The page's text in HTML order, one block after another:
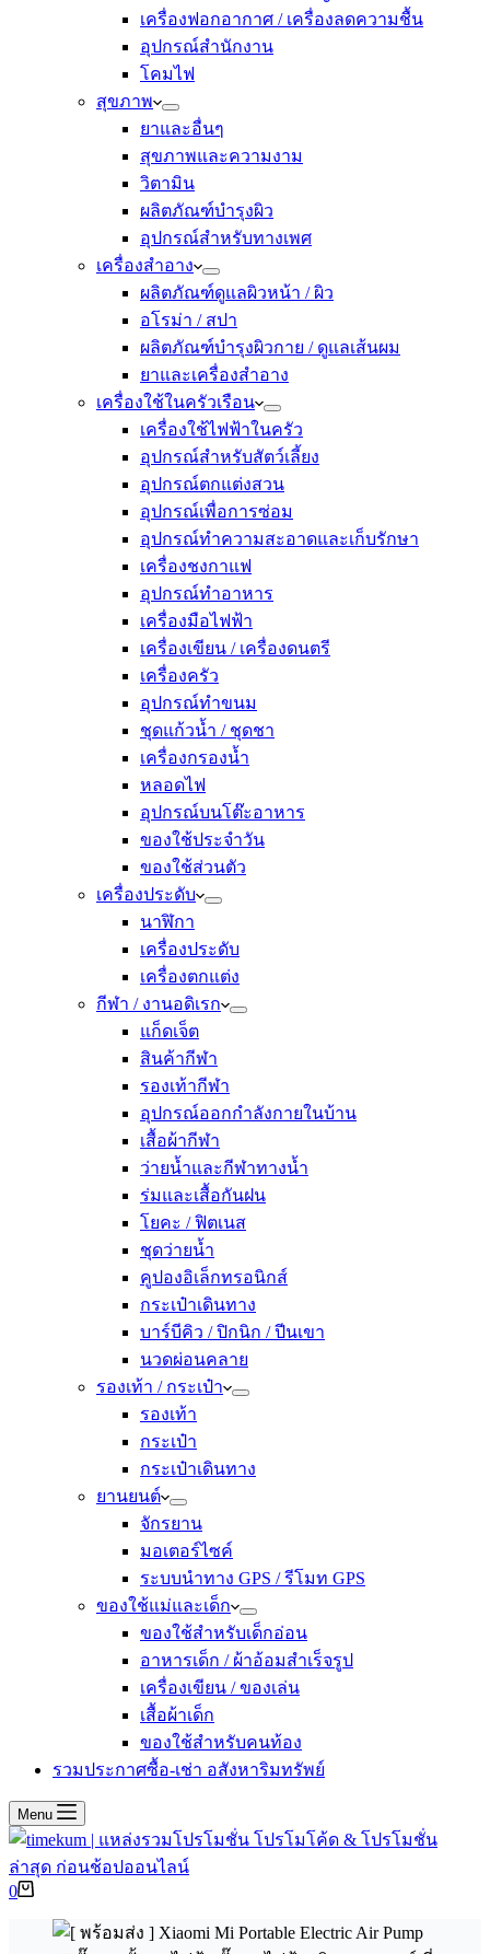
เครื่องฟอกอากาศ / เครื่องลดความชื้น
อุปกรณ์สำนักงาน
โคมไฟ
สุขภาพ
ยาและอื่นๆ
สุขภาพและความงาม
วิตามิน
ผลิตภัณฑ์บำรุงผิว
อุปกรณ์สำหรับทางเพศ
เครื่องสำอาง
ผลิตภัณฑ์ดูแลผิวหน้า / ผิว
อโรม่า / สปา
ผลิตภัณฑ์บำรุงผิวกาย / ดูแลเส้นผม
ยาและเครื่องสำอาง
เครื่องใช้ในครัวเรือน
เครื่องใช้ไฟฟ้าในครัว
อุปกรณ์สำหรับสัตว์เลี้ยง
อุปกรณ์ตกแต่งสวน
อุปกรณ์เพื่อการซ่อม
อุปกรณ์ทำความสะอาดและเก็บรักษา
เครื่องชงกาแฟ
อุปกรณ์ทำอาหาร
เครื่องมือไฟฟ้า
เครื่องเขียน / เครื่องดนตรี
เครื่องครัว
อุปกรณ์ทำขนม
ชุดแก้วน้ำ / ชุดชา
เครื่องกรองน้ำ
หลอดไฟ
อุปกรณ์บนโต๊ะอาหาร
ของใช้ประจำวัน
ของใช้ส่วนตัว
เครื่องประดับ
นาฬิกา
เครื่องประดับ
เครื่องตกแต่ง
กีฬา / งานอดิเรก
แก็ดเจ็ต
สินค้ากีฬา
รองเท้ากีฬา
อุปกรณ์ออกกำลังกายในบ้าน
เสื้อผ้ากีฬา
ว่ายน้ำและกีฬาทางน้ำ
ร่มและเสื้อกันฝน
โยคะ / ฟิตเนส
ชุดว่ายน้ำ
คูปองอิเล็กทรอนิกส์
กระเป๋าเดินทาง
บาร์บีคิว / ปิกนิก / ปีนเขา
นวดผ่อนคลาย
รองเท้า / กระเป๋า
รองเท้า
กระเป๋า
กระเป๋าเดินทาง
ยานยนต์
จักรยาน
มอเตอร์ไซค์
ระบบนำทาง GPS / รีโมท GPS
ของใช้แม่และเด็ก
ของใช้สำหรับเด็กอ่อน
อาหารเด็ก / ผ้าอ้อมสำเร็จรูป
เครื่องเขียน / ของเล่น
เสื้อผ้าเด็ก
ของใช้สำหรับคนท้อง
รวมประกาศซื้อ-เช่า อสังหาริมทรัพย์
Menu
Shopping
0